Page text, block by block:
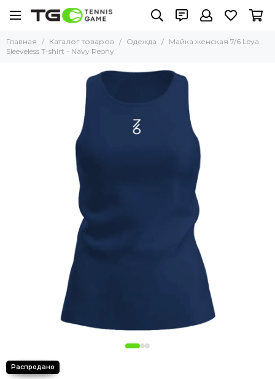
Главная Каталог товаров Одежда
Майка женская 7/6 Leya
Sleeveless T-shirt - Navy Peony